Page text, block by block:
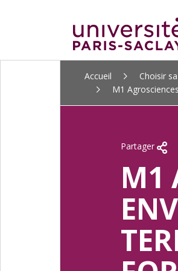
Accueil Choisir
M1
Partager
M1